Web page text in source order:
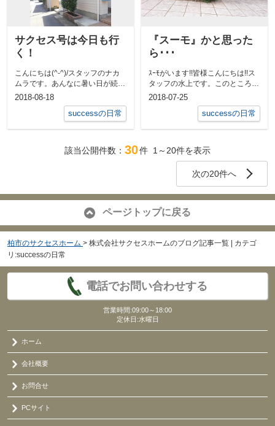
サクセス号は今日も行
く！
こんにちは(^-^)/スタッフのナカ
ムラです。あんなに暑い日が続い
ていたのですが、昨日あたりから
2018-08-18
successの日常
『スーモ』かと思った
ら･･･
ｽｰﾓがいます!!皆様こんにちは!!ス
タッフの水上です。このところ暑
い日が続き、グングン成長したコ
2018-07-25
successの日常
該当公開件数： 30件 1～20件を表示
次の20件へ
ページトップに戻る
柏市のサクセスホーム > 株式会社サクセスホームのブログ記事一覧 | カテゴ
リ:successの日常
電話でお問い合わせする
営業時間:09:00～18:00
定休日:水曜日
ホーム
会社概要
お問合せ
PCサイト